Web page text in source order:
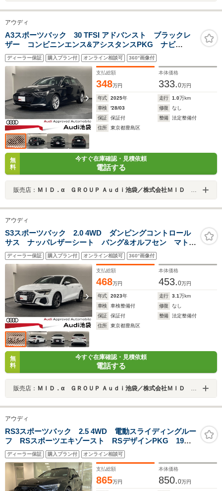
アウディ
A3スポーツバック 30 TFSI アドバンスト ブラックレ
ザー コンビニンエンス&アシスタンスPKG ナビ
PKG ラグジュアリーPKG スマホワイヤレス充電
ディーラー保証 購入プラン付 オンライン相談可 360°画像付
支払総額
348万円
本体価格
333.0万円
年式 2025年 走行 1.0万km
車検
'28/03 修復
なし
保証
保証付 整備
法定整備付
住所
東京都豊島区
無
料
今すぐ在庫確認・見積依頼
電話する
販売店： ＭＩＤ．α ＧＲＯＵＰ Ａｕｄｉ池袋／株式会社ＭＩＤ ＡＬＦＡ
アウディ
S3スポーツバック 2.0 4WD ダンピングコントロール
サス ナッパレザーシート バング&オルフセン マトリ
クスLED シートメモリー スマホワイヤレス充電
ディーラー保証 購入プラン付 オンライン相談可 360°画像付
支払総額
468万円
本体価格
453.0万円
年式 2023年 走行 3.1万km
車検
車検整備付 修復
なし
保証
保証付 整備
法定整備付
住所
東京都豊島区
無
料
今すぐ在庫確認・見積依頼
電話する
販売店： ＭＩＤ．α ＧＲＯＵＰ Ａｕｄｉ池袋／株式会社ＭＩＤ ＡＬＦＡ
アウディ
RS3スポーツバック 2.5 4WD 電動スライディングルー
フ RSスポーツエキゾースト RSデザインPKG 19イ
ンチホイール レッドキャリパー
ディーラー保証 購入プラン付 オンライン相談可
支払総額
865万円
本体価格
850.0万円